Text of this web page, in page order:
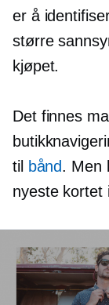
er å
større
kjøpet.
Det finnes
til bånd. Men
nyeste kortet